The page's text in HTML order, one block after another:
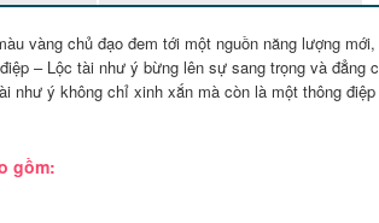
vàng chủ đạo đem tới một nguồn năng lượng
– Lộc tài như ý bừng lên sự sang trọng và đẳng
như ý không chỉ xinh xắn mà còn là một thông
gồm: